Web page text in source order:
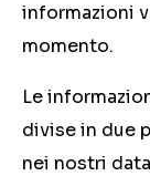
informazioni
momento.
Le
divise in due
nei nostri